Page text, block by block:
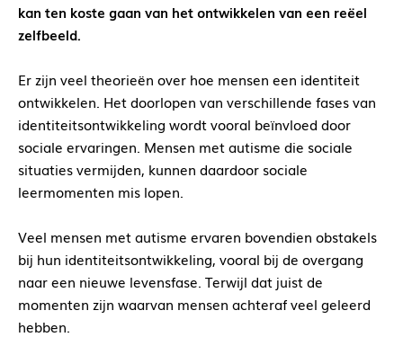
kan ten koste gaan van het ontwikkelen van een reëel
zelfbeeld.
Er zijn veel theorieën over hoe mensen een identiteit
ontwikkelen. Het doorlopen van verschillende fases van
identiteitsontwikkeling wordt vooral beïnvloed door
sociale ervaringen. Mensen met autisme die sociale
situaties vermijden, kunnen daardoor sociale
leermomenten mis lopen.
Veel mensen met autisme ervaren bovendien obstakels
bij hun identiteitsontwikkeling, vooral bij de overgang
naar een nieuwe levensfase. Terwijl dat juist de
momenten zijn waarvan mensen achteraf veel geleerd
hebben.